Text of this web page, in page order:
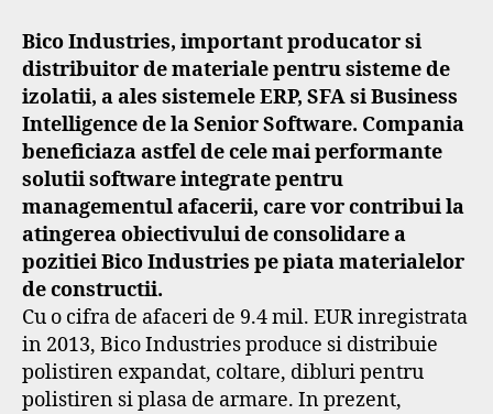
Bico Industries, important producator si
distribuitor de materiale pentru sisteme de
izolatii, a ales sistemele ERP, SFA si Business
Intelligence de la Senior Software. Compania
beneficiaza astfel de cele mai performante
solutii software integrate pentru
managementul afacerii, care vor contribui la
atingerea obiectivului de consolidare a
pozitiei Bico Industries pe piata materialelor
de constructii.
Cu o cifra de afaceri de 9.4 mil. EUR inregistrata
in 2013, Bico Industries produce si distribuie
polistiren expandat, coltare, dibluri pentru
polistiren si plasa de armare. In prezent,